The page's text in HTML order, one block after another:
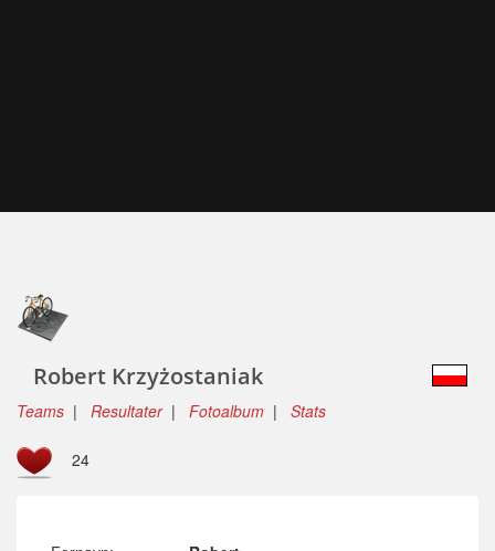
Robert Krzyżostaniak
Teams | Resultater| Fotoalbum | Stats
24